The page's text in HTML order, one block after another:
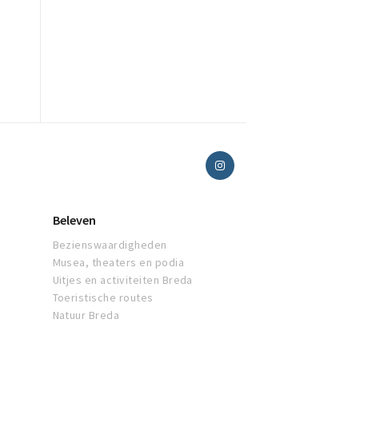
Beleven
Bezienswaardigheden
Musea, theaters en podia
Uitjes en activiteiten Breda
Toeristische routes
Natuur Breda